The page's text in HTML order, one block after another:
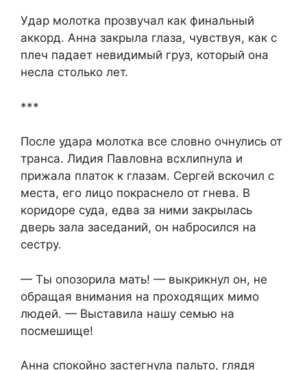
Удар молотка прозвучал как финальный
аккорд. Анна закрыла глаза, чувствуя, как с
плеч падает невидимый груз, который она
несла столько лет.
***
После удара молотка все словно очнулись от
транса. Лидия Павловна всхлипнула и
прижала платок к глазам. Сергей вскочил с
места, его лицо покраснело от гнева. В
коридоре суда, едва за ними закрылась
дверь зала заседаний, он набросился на
сестру.
— Ты опозорила мать! — выкрикнул он, не
обращая внимания на проходящих мимо
людей. — Выставила нашу семью на
посмешище!
Анна спокойно застегнула пальто, глядя